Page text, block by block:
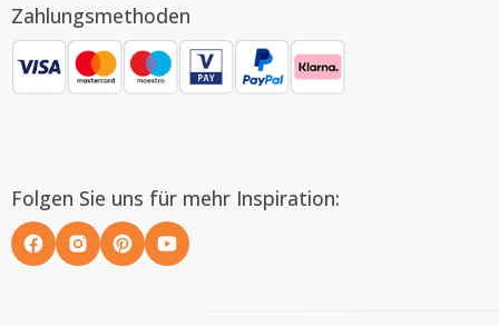
Zahlungsmethoden
Folgen Sie uns für mehr Inspiration: